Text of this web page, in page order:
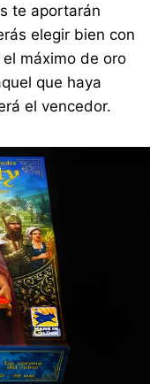
te aportarán
elegir bien con
máximo de oro
que haya
el vencedor.